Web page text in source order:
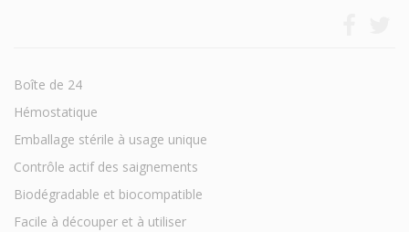
Boîte de 24
Hémostatique
Emballage stérile à usage unique
Contrôle actif des saignements
Biodégradable et biocompatible
Facile à découper et à utiliser